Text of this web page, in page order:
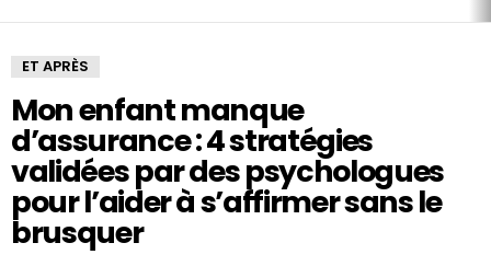
ET APRÈS
Mon enfant manque
d’assurance : 4 stratégies
validées par des psychologues
pour l’aider à s’affirmer sans le
brusquer